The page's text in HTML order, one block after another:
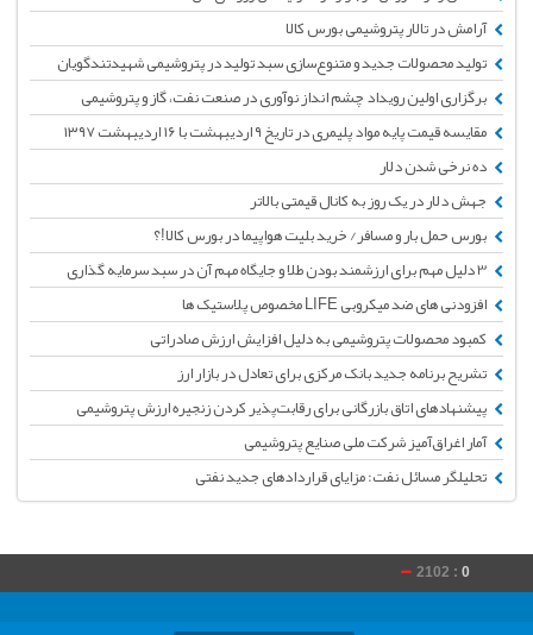
آرامش در تالار پتروشیمی بورس کالا
تولید محصولات جدید و متنوع‌سازی سبد تولید در پتروشیمی شهیدتندگویان
برگزاری اولین رویداد چشم انداز نوآوری در صنعت نفت، گاز و پتروشیمی
مقایسه قیمت پایه مواد پلیمری در تاریخ ۹ اردیبهشت با ۱۶ اردیبهشت ۱۳۹۷
ده نرخی شدن دلار
جهش دلار در یک روز به کانال قیمتی بالاتر
بورس حمل بار و مسافر/ خرید بلیت هواپیما در بورس کالا!؟
افزودنی های ضد میکروبی LIFE مخصوص پلاستیک ها
کمبود محصولات پتروشیمی به دلیل افزایش ارزش صادراتی
تشریح برنامه‌ جدید بانک مرکزی برای تعادل در بازار ارز
پیشنهادهای اتاق بازرگانی برای رقابت‌پذیر کردن زنجیره ارزش پتروشیمی
آمار اغراق‌آمیز شرکت ملی صنایع پتروشیمی
تحلیلگر مسائل نفت: مزایای قرارداد‌های جدید نفتی
2102 : 0